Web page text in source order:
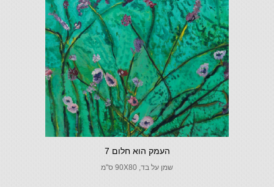
העמק הוא חלום 7
שמן על בד, 90X80 ס"מ